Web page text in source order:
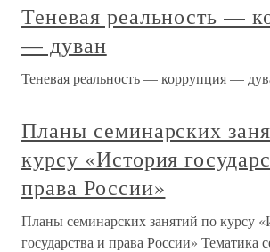
Теневая реальность —
— дуван
Теневая реальность — коррупция —
Планы семинарских
курсу «История
права России»
Планы семинарских занятий по курсу
государства и права России» Тематика